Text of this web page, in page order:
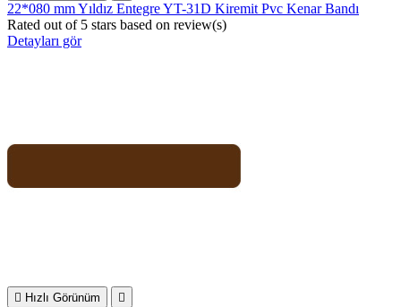
22*080 mm Yıldız Entegre YT-31D Kiremit Pvc Kenar Bandı
Rated out of 5 stars based on review(s)
Detayları gör
 Hızlı Görünüm 